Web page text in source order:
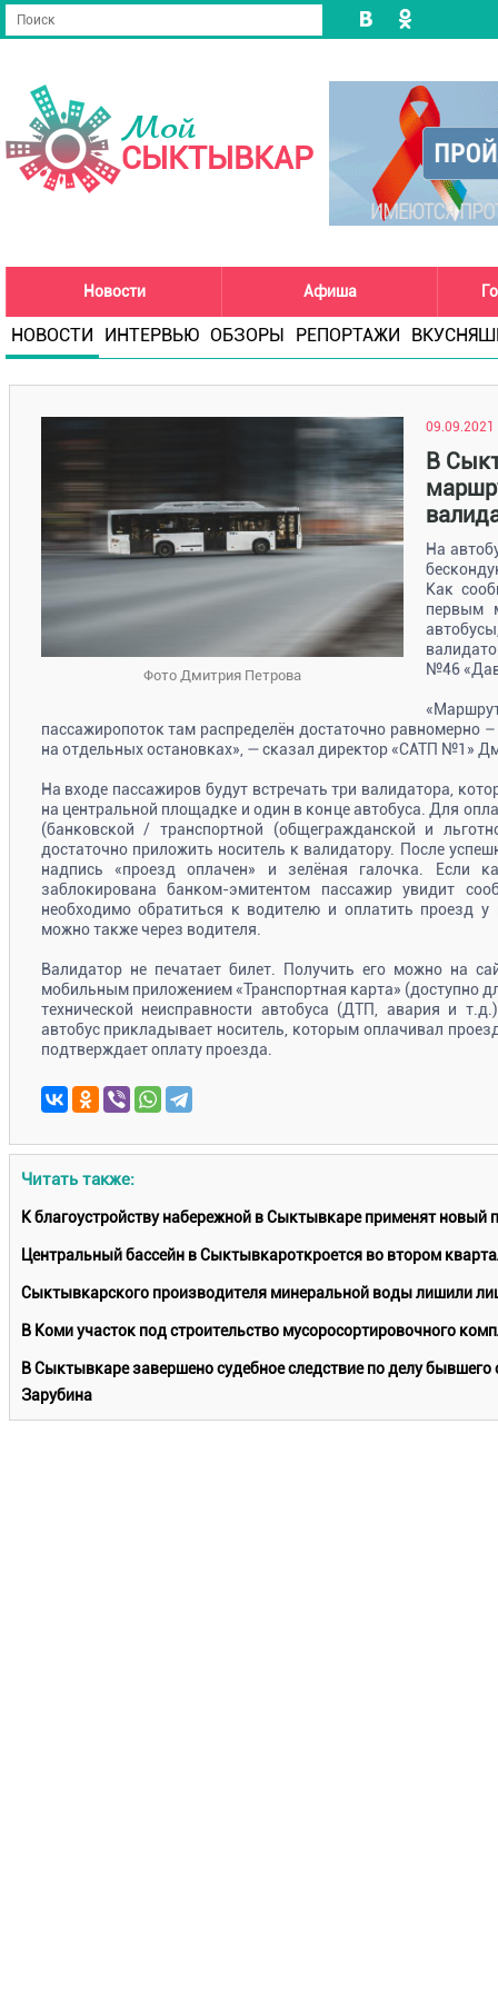
Мой
СЫКТЫВКАР
Новости Афиша
НОВОСТИ ИНТЕРВЬЮ ОБЗОРЫ РЕПОРТАЖИ
Фото Дмитрия Петрова
09.09.2021
В
На
Как
первым
№46
пассажиропоток там распределён достаточно равномерно
на отдельных остановках», — сказал директор «САТП №1»
На входе пассажиров будут встречать три валидатора,
на центральной площадке и один в конце автобуса. Для
(банковской / транспортной (общегражданской и
достаточно приложить носитель к валидатору. После
надпись «проезд оплачен» и зелёная галочка. Если
заблокирована банком-эмитентом пассажир увидит
необходимо обратиться к водителю и оплатить проезд
можно также через водителя.
Валидатор не печатает билет. Получить его можно на
мобильным приложением «Транспортная карта» (доступно
технической неисправности автобуса (ДТП, авария и
автобус прикладывает носитель, которым оплачивал
подтверждает оплату проезда.
Читать также:
К благоустройству набережной в Сыктывкаре применят новый
Центральный бассейн в Сыктывкароткроется во втором
Сыктывкарского производителя минеральной воды лишили
В Коми участок под строительство мусоросортировочного
В Сыктывкаре завершено судебное следствие по делу
Зарубина